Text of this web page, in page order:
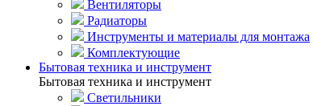
Вентиляторы
Радиаторы
Инструменты и материалы для монтажа
Комплектующие
Бытовая техника и инструмент
Бытовая техника и инструмент
Светильники